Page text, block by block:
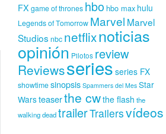
FX game of thrones hbo hbo max hulu
Legends of Tomorrow Marvel Marvel
Studios nbc netflixnoticias
opinión Pilotos review
Reviewsseries series FX
showtimesinopsis Spammers del Mes Star
Warsteaserthe cwthe flash the
walking deadtrailerTrailersvídeos